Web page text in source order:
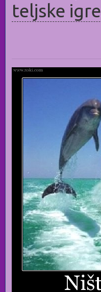
teljske igre